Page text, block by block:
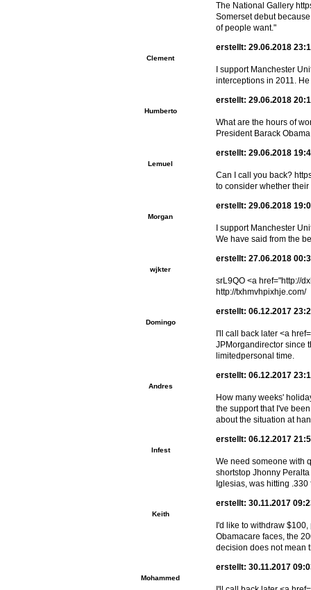
The National Gallery
Somerset debut
of people want."
Clement
erstellt: 29.06.2018
I support Manchester
interceptions in 2011.
Humberto
erstellt: 29.06.2018
What are the hours of
President Barack
Lemuel
erstellt: 29.06.2018
Can I call you back?
to consider whether
Morgan
erstellt: 29.06.2018
I support Manchester
We have said from the
wjkter
erstellt: 27.06.2018
srL9QO <a href="http://
http://txhmvhpixhje.com/
Domingo
erstellt: 06.12.2017
I'll call back later <a
JPMorgandirector since
limitedpersonal time.
Andres
erstellt: 06.12.2017
How many weeks'
the support that I've
about the situation at
Infest
erstellt: 06.12.2017
We need someone with
shortstop Jhonny
Iglesias, was hitting
Keith
erstellt: 30.11.2017
I'd like to withdraw
Obamacare faces, the
decision does not mean
Mohammed
erstellt: 30.11.2017